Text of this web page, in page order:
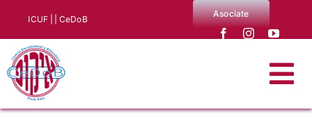
contenido
ICUF | | CeDoB
Asociate